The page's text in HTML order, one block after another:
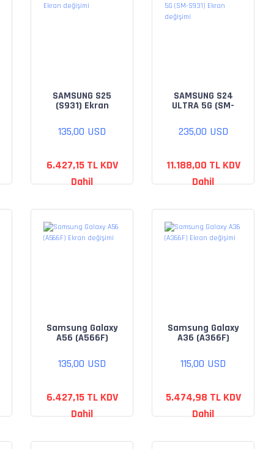
SAMSUNG S25
(S931) Ekran
135,00 USD
6.427,15 TL KDV
Dahil
SAMSUNG S24
ULTRA 5G (SM-
değişimi
235,00 USD
11.188,00 TL KDV
Dahil
Samsung Galaxy
A56 (A566F)
135,00 USD
6.427,15 TL KDV
Dahil
Samsung Galaxy
A36 (A366F)
115,00 USD
5.474,98 TL KDV
Dahil